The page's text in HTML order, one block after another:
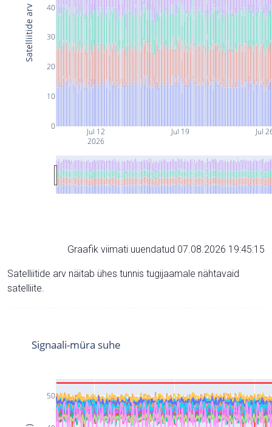
Jul 12
2026
Jul 19 Jul
0
10
20
30
40
Satelliitide arv
Graafik viimati uuendatud 07.08.2026 19:45:15
Satelliitide arv näitab ühes tunnis tugijaamale nähtavaid
satelliite.
50
Signaali-müra suhe